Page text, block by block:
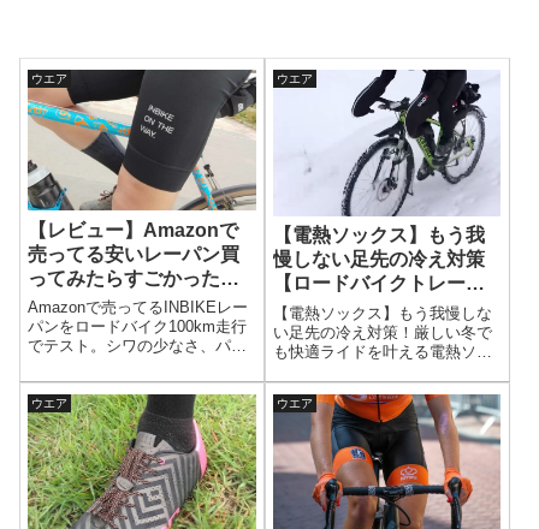
ウエア
【レビュー】Amazonで
売ってる安いレーパン買
ってみたらすごかった
【INBIKE】
Amazonで売ってるINBIKEレー
パンをロードバイク100km走行
でテスト。シワの少なさ、パッ
など実走での使用感を詳しくレ
ビュー。価格以上の品質を検
証。
ウエア
【電熱ソックス】もう我
慢しない足先の冷え対策
【ロードバイクトレーニ
ング】
【電熱ソックス】もう我慢しな
い足先の冷え対策！厳しい冬で
も快適ライドを叶える電熱ソッ
説。冷えに悩むサイクリスト必
見、冬のライドを快適に楽しむ
方法を紹介します！
ウエア ウエア